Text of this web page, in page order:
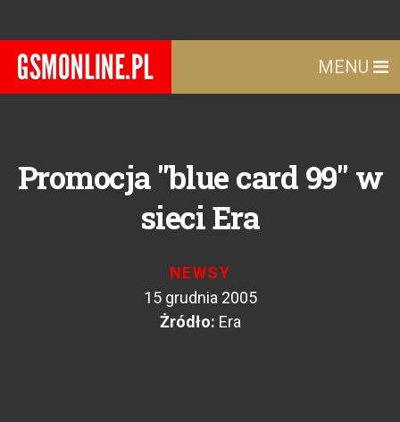
MENU
Promocja "blue card 99" w
sieci Era
NEWSY
15 grudnia 2005
Żródło: Era